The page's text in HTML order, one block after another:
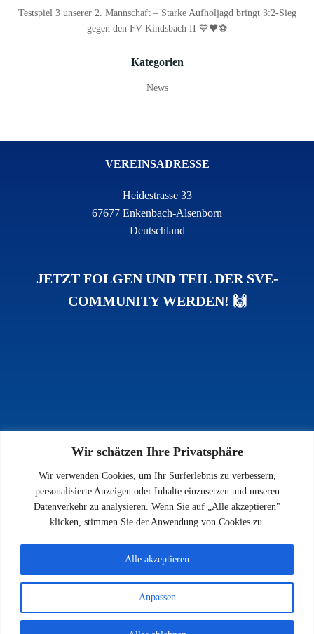
Wir schätzen Ihre Privatsphäre
Wir verwenden Cookies, um Ihr Surferlebnis zu verbessern,
personalisierte Anzeigen oder Inhalte einzusetzen und unseren
Datenverkehr zu analysieren. Wenn Sie auf „Alle akzeptieren"
klicken, stimmen Sie der Anwendung von Cookies zu.
Anpassen
Alle akzeptieren
Testspiel 3 unserer 2. Mannschaft – Starke Aufholjagd bringt 3:2-Sieg
gegen den FV Kindsbach II 💙🖤⚽
Kategorien
News
VEREINSADRESSE
Heidestrasse 33
67677 Enkenbach-Alsenborn
Deutschland
JETZT FOLGEN UND TEIL DER SVE-
COMMUNITY WERDEN! 🙌
INFOS
Impressum
Datenschutz
Kontakt
© 2026 SV 1923 Enkenbach e.V.